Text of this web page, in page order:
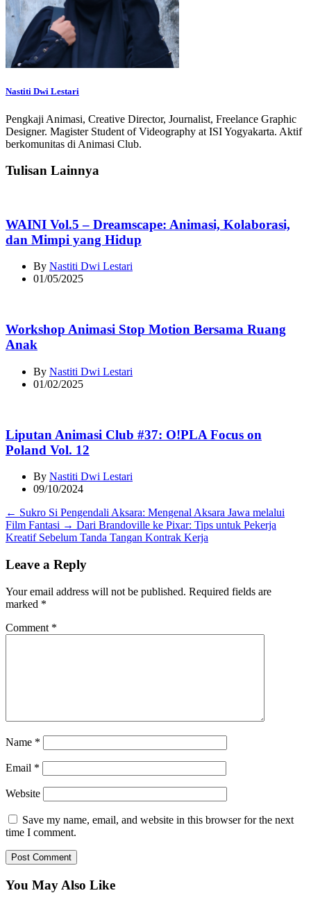
Nastiti Dwi Lestari
Pengkaji Animasi, Creative Director, Journalist, Freelance Graphic
Designer. Magister Student of Videography at ISI Yogyakarta. Aktif
berkomunitas di Animasi Club.
Tulisan Lainnya
WAINI Vol.5 – Dreamscape: Animasi, Kolaborasi,
dan Mimpi yang Hidup
By Nastiti Dwi Lestari
01/05/2025
Workshop Animasi Stop Motion Bersama Ruang
Anak
By Nastiti Dwi Lestari
01/02/2025
Liputan Animasi Club #37: O!PLA Focus on
Poland Vol. 12
By Nastiti Dwi Lestari
09/10/2024
← Sukro Si Pengendali Aksara: Mengenal Aksara Jawa melalui
Film Fantasi → Dari Brandoville ke Pixar: Tips untuk Pekerja
Kreatif Sebelum Tanda Tangan Kontrak Kerja
Leave a Reply
Your email address will not be published. Required fields are
marked *
Comment *
Name *
Email *
Website
Save my name, email, and website in this browser for the next
time I comment.
You May Also Like